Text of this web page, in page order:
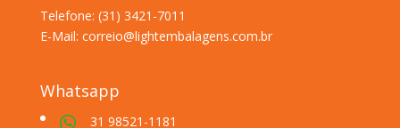
Telefone: (31) 3421-7011
E-Mail: correio@lightembalagens.com.br
Whatsapp
31 98521-1181